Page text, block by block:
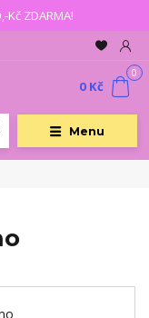
ZDARMA!
Menu
0
0 Kč